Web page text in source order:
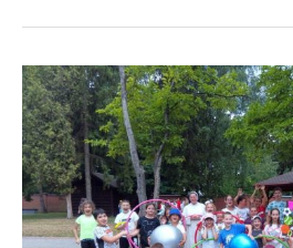
Letnie
kolonie
dla
dzieci
z
obwodu
lwowskiego
i
Lwowa